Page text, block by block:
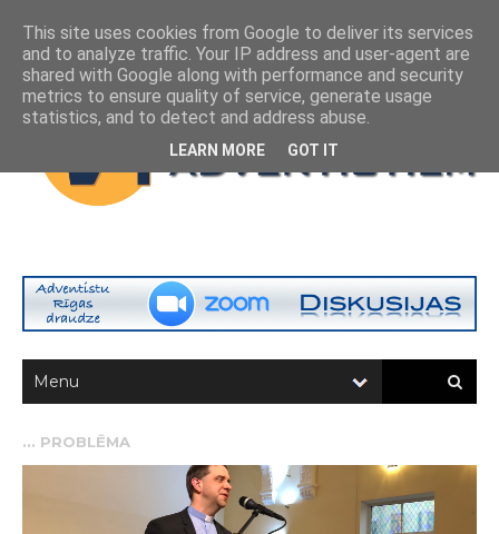
... PROBLĒMA
This site uses cookies from Google to deliver its services
and to analyze traffic. Your IP address and user-agent are
shared with Google along with performance and security
metrics to ensure quality of service, generate usage
statistics, and to detect and address abuse.
LEARN MORE GOT IT